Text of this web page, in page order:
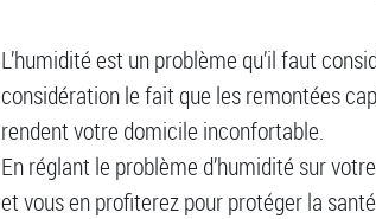
L’humidité est un problème qu’il faut
considération le fait que les remontées
rendent votre domicile inconfortable.
En réglant le problème d’humidité sur
et vous en profiterez pour protéger la